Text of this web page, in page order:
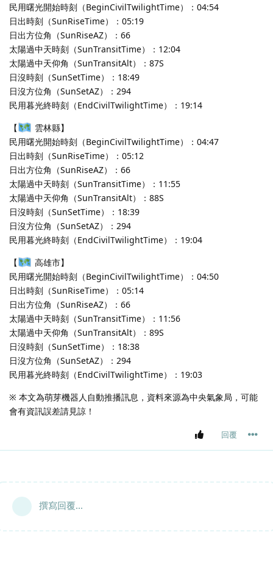
民用曙光開始時刻（BeginCivilTwilightTime）：04:54
日出時刻（SunRiseTime）：05:19
日出方位角（SunRiseAZ）：66
太陽過中天時刻（SunTransitTime）：12:04
太陽過中天仰角（SunTransitAlt）：87S
日沒時刻（SunSetTime）：18:49
日沒方位角（SunSetAZ）：294
民用暮光終時刻（EndCivilTwilightTime）：19:14
【
雲林縣】
民用曙光開始時刻（BeginCivilTwilightTime）：04:47
日出時刻（SunRiseTime）：05:12
日出方位角（SunRiseAZ）：66
太陽過中天時刻（SunTransitTime）：11:55
太陽過中天仰角（SunTransitAlt）：88S
日沒時刻（SunSetTime）：18:39
日沒方位角（SunSetAZ）：294
民用暮光終時刻（EndCivilTwilightTime）：19:04
【
高雄市】
民用曙光開始時刻（BeginCivilTwilightTime）：04:50
日出時刻（SunRiseTime）：05:14
日出方位角（SunRiseAZ）：66
太陽過中天時刻（SunTransitTime）：11:56
太陽過中天仰角（SunTransitAlt）：89S
日沒時刻（SunSetTime）：18:38
日沒方位角（SunSetAZ）：294
民用暮光終時刻（EndCivilTwilightTime）：19:03
※ 本文為萌芽機器人自動推播訊息，資料來源為中央氣象局，可能
會有資訊誤差請見諒！
回覆
撰寫回覆...